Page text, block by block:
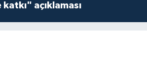
açıklaması